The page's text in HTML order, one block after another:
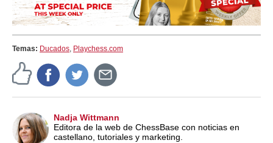
Temas: Ducados, Playchess.com
Nadja Wittmann
Editora de la web de ChessBase con noticias en
castellano, tutoriales y marketing.